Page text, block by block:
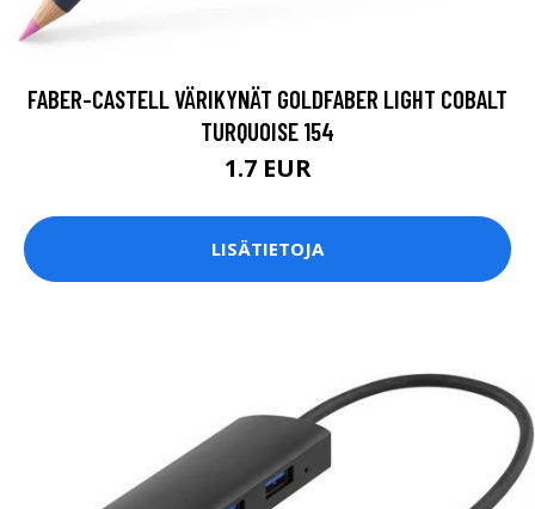
FABER-CASTELL VÄRIKYNÄT GOLDFABER LIGHT COBALT
TURQUOISE 154
1.7 EUR
LISÄTIETOJA